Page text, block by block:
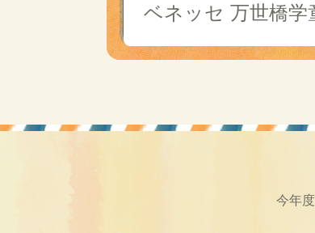
ベネッセ 万世橋学
今年